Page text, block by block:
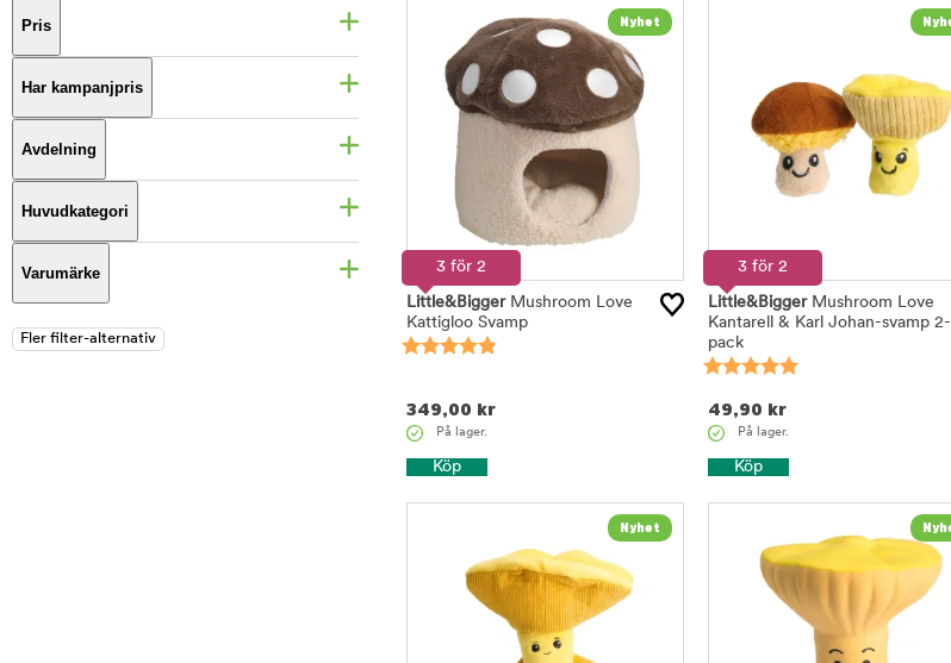
Pris
Har kampanjpris
Avdelning
Huvudkategori
Varumärke
3 för 2
Little&BiggerMushroom Love
Kattigloo Svamp
349,00 kr
På lager.
Köp
3 för 2
Little&BiggerMushroom Love
Kantarell & Karl Johan-svamp 2-
pack
49,90 kr
På lager.
Köp